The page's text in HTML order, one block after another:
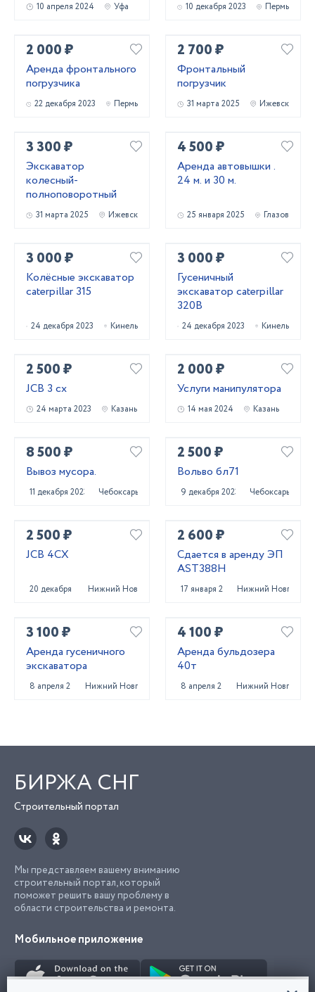
10 апреля 2024 Уфа 10 декабря 2023 Пермь
2 000 ₽
Аренда фронтального
погрузчика
22 декабря 2023 Пермь
2 700 ₽
Фронтальный
погрузчик
31 марта 2025 Ижевск
3 300 ₽
Экскаватор
колесный-
полноповоротный
31 марта 2025 Ижевск
4 500 ₽
Аренда автовышки .
24 м. и 30 м.
25 января 2025 Глазов
3 000 ₽
Колёсные экскаватор
caterpillar 315
24 декабря 2023 Кинель
3 000 ₽
Гусеничный
экскаватор caterpillar
320B
24 декабря 2023 Кинель
2 500 ₽
JCB 3 cx
24 марта 2023 Казань
2 000 ₽
Услуги манипулятора
14 мая 2024 Казань
8 500 ₽
Вывоз мусора.
11 декабря 2023 Чебоксары
2 500 ₽
Вольво бл71
9 декабря 2023 Чебоксары
2 500 ₽
JCB 4CX
20 декабря 2023Нижний Новгород
2 600 ₽
Сдается в аренду ЭП
AST388H
17 января 2025 Нижний Новгород
3 100 ₽
Аренда гусеничного
экскаватора
8 апреля 2025 Нижний Новгород
4 100 ₽
Аренда бульдозера
40т
8 апреля 2025 Нижний Новгород
БИРЖА СНГ
Строительный портал
Мы представляем вашему вниманию
строительный портал, который
поможет решить вашу проблему в
области строительства и ремонта.
Мобильное приложение